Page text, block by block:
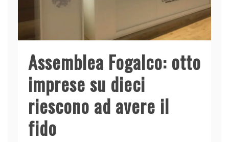
Assemblea Fogalco: otto
imprese su dieci
riescono ad avere il
fido